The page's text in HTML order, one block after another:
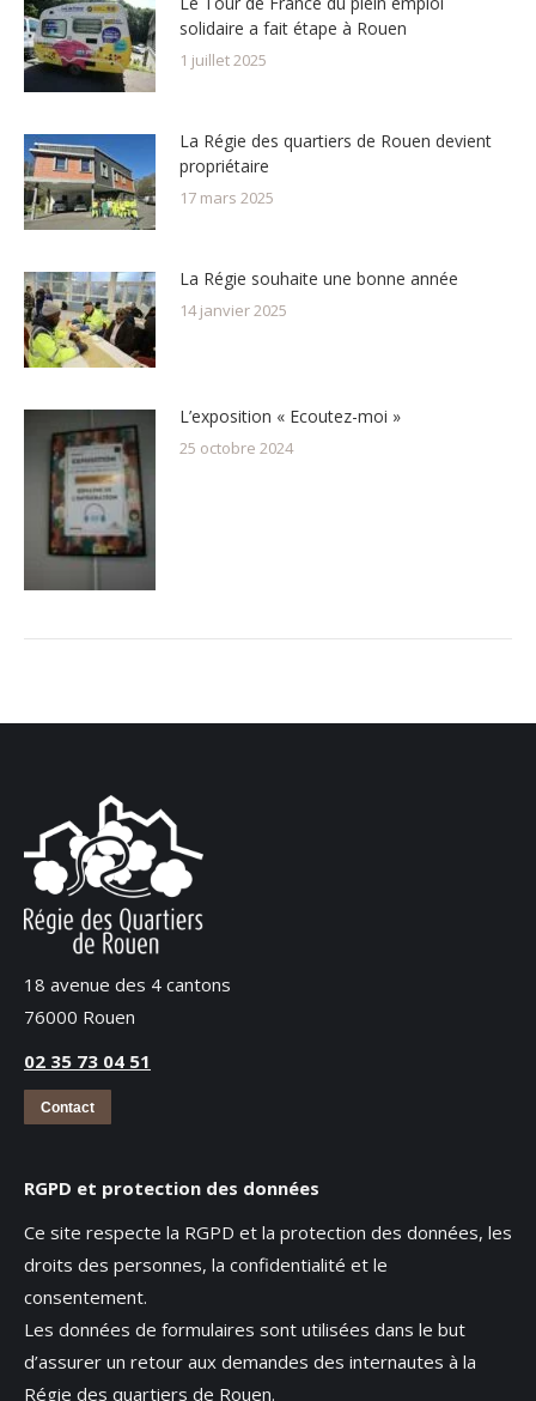
solidaire a fait étape à Rouen
1 juillet 2025
La Régie des quartiers de Rouen devient
propriétaire
17 mars 2025
La Régie souhaite une bonne année
14 janvier 2025
L’exposition « Ecoutez-moi »
25 octobre 2024
18 avenue des 4 cantons
76000 Rouen
02 35 73 04 51
Contact
RGPD et protection des données
Ce site respecte la RGPD et la protection des données, les
droits des personnes, la confidentialité et le
consentement.
Les données de formulaires sont utilisées dans le but
d’assurer un retour aux demandes des internautes à la
Régie des quartiers de Rouen.